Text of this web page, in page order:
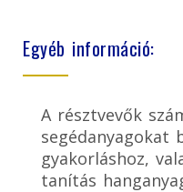
Egyéb információ:
A résztvevők
segédanyagokat
gyakorláshoz,
tanítás